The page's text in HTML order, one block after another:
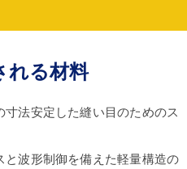
れる材料
法安定した縫い目のためのス
波形制御を備えた軽量構造の